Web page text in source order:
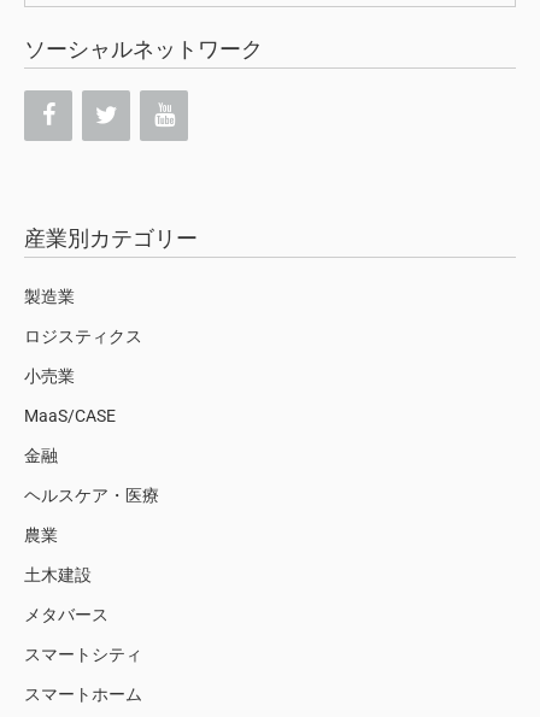
ソーシャルネットワーク
産業別カテゴリー
製造業
ロジスティクス
小売業
MaaS/CASE
金融
ヘルスケア・医療
農業
土木建設
メタバース
スマートシティ
スマートホーム